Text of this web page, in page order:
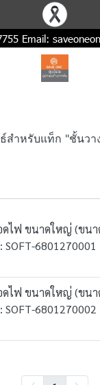
Email:
สำหรับแท็ก "ชั้นวา
ไฟ ขนาดใหญ่ (ขนา
6801270001
ไฟ ขนาดใหญ่ (ขนา
6801270002